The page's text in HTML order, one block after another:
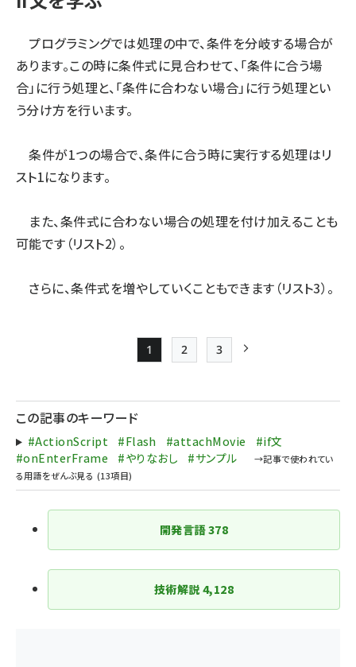
プログラミングでは処理の中で、条件を分岐する場合が
あります。この時に条件式に見合わせて、「条件に合う場
合」に行う処理と、「条件に合わない場合」に行う処理とい
う分け方を行います。
条件が1つの場合で、条件に合う時に実行する処理はリ
スト1になります。
また、条件式に合わない場合の処理を付け加えることも
可能です（リスト2）。
さらに、条件式を増やしていくこともできます（リスト3）。
送
り
Page
1
Page
2
Page
3
この記事のキーワード
#ActionScript #Flash #attachMovie
#if文
#onEnterFrame
#やりなおし #サンプル
開発言語378
技術解説 4,128